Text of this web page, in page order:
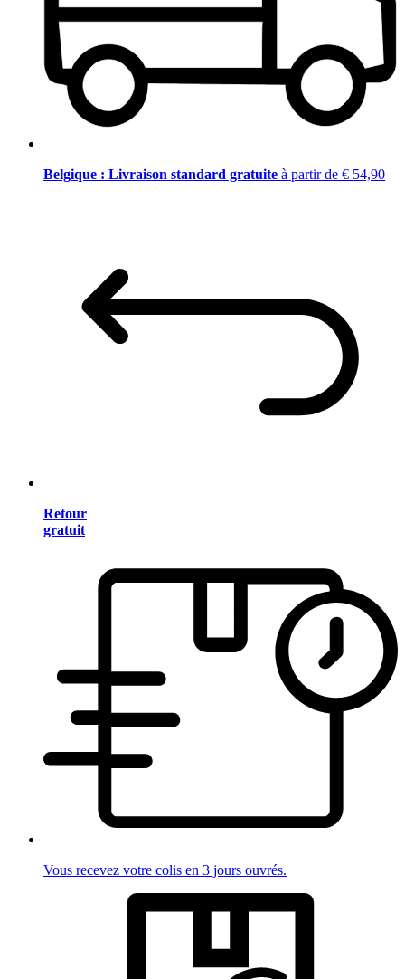
Belgique : Livraison standard gratuite à partir de € 54,90
Retour
gratuit
Vous recevez votre colis en 3 jours ouvrés.